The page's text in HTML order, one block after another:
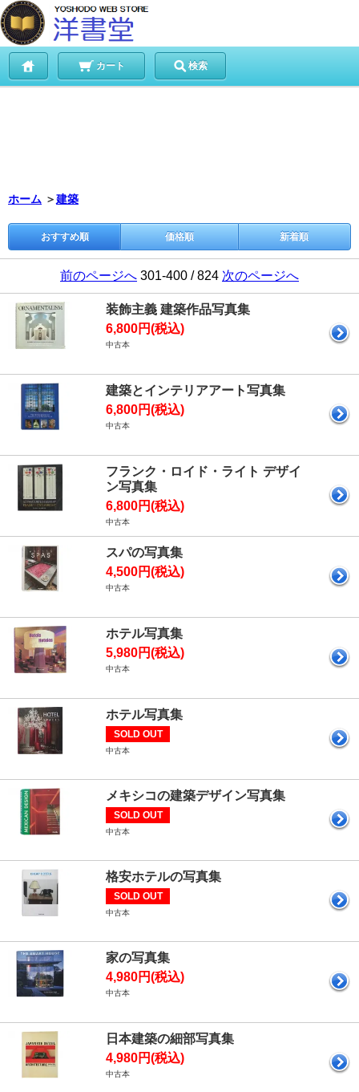
カート 検索
ホーム ＞建築
おすすめ順 価格順 新着順
前のページへ 301-400 / 824 次のページへ
装飾主義 建築作品写真集
6,800円(税込)
中古本
建築とインテリアアート写真集
6,800円(税込)
中古本
フランク・ロイド・ライト デザイ
ン写真集
6,800円(税込)
中古本
スパの写真集
4,500円(税込)
中古本
ホテル写真集
5,980円(税込)
中古本
ホテル写真集
SOLD OUT
中古本
メキシコの建築デザイン写真集
SOLD OUT
中古本
格安ホテルの写真集
SOLD OUT
中古本
家の写真集
4,980円(税込)
中古本
日本建築の細部写真集
4,980円(税込)
中古本